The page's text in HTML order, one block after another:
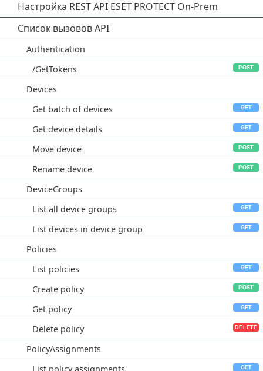
Настройка REST API ESET PROTECT On-Prem
Список вызовов API
Authentication
/GetTokens
Devices
Get batch of devices
Get device details
Move device
Rename device
DeviceGroups
List all device groups
List devices in device group
Policies
List policies
Create policy
Get policy
Delete policy
PolicyAssignments